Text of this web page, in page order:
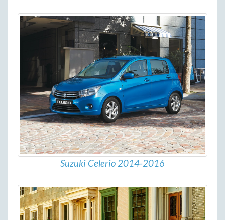
Suzuki Celerio 2014-2016